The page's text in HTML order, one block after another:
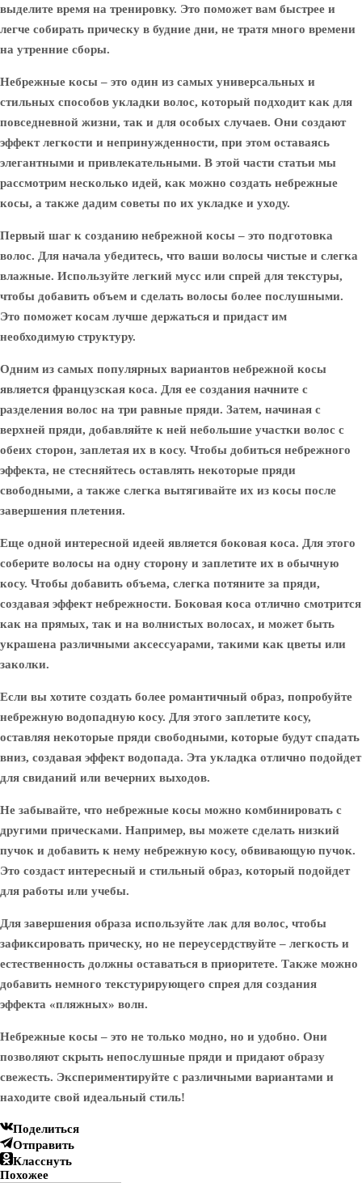
выделите время на тренировку. Это поможет вам быстрее и
легче собирать прическу в будние дни, не тратя много времени
на утренние сборы.
Небрежные косы – это один из самых универсальных и
стильных способов укладки волос, который подходит как для
повседневной жизни, так и для особых случаев. Они создают
эффект легкости и непринужденности, при этом оставаясь
элегантными и привлекательными. В этой части статьи мы
рассмотрим несколько идей, как можно создать небрежные
косы, а также дадим советы по их укладке и уходу.
Первый шаг к созданию небрежной косы – это подготовка
волос. Для начала убедитесь, что ваши волосы чистые и слегка
влажные. Используйте легкий мусс или спрей для текстуры,
чтобы добавить объем и сделать волосы более послушными.
Это поможет косам лучше держаться и придаст им
необходимую структуру.
Одним из самых популярных вариантов небрежной косы
является французская коса. Для ее создания начните с
разделения волос на три равные пряди. Затем, начиная с
верхней пряди, добавляйте к ней небольшие участки волос с
обеих сторон, заплетая их в косу. Чтобы добиться небрежного
эффекта, не стесняйтесь оставлять некоторые пряди
свободными, а также слегка вытягивайте их из косы после
завершения плетения.
Еще одной интересной идеей является боковая коса. Для этого
соберите волосы на одну сторону и заплетите их в обычную
косу. Чтобы добавить объема, слегка потяните за пряди,
создавая эффект небрежности. Боковая коса отлично смотрится
как на прямых, так и на волнистых волосах, и может быть
украшена различными аксессуарами, такими как цветы или
заколки.
Если вы хотите создать более романтичный образ, попробуйте
небрежную водопадную косу. Для этого заплетите косу,
оставляя некоторые пряди свободными, которые будут спадать
вниз, создавая эффект водопада. Эта укладка отлично подойдет
для свиданий или вечерних выходов.
Не забывайте, что небрежные косы можно комбинировать с
другими прическами. Например, вы можете сделать низкий
пучок и добавить к нему небрежную косу, обвивающую пучок.
Это создаст интересный и стильный образ, который подойдет
для работы или учебы.
Для завершения образа используйте лак для волос, чтобы
зафиксировать прическу, но не переусердствуйте – легкость и
естественность должны оставаться в приоритете. Также можно
добавить немного текстурирующего спрея для создания
эффекта «пляжных» волн.
Небрежные косы – это не только модно, но и удобно. Они
позволяют скрыть непослушные пряди и придают образу
свежесть. Экспериментируйте с различными вариантами и
находите свой идеальный стиль!
Поделиться
Отправить
Класснуть
Похожее